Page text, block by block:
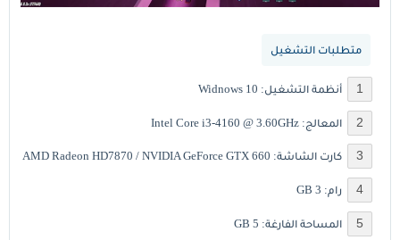
متطلبات التشغيل
أنظمة التشغيل: Widnows 10
المعالج: Intel Core i3-4160 @ 3.60GHz
كارت الشاشة: AMD Radeon HD7870 / NVIDIA GeForce GTX 660
رام: 3 GB
المساحة الفارغة: 5 GB